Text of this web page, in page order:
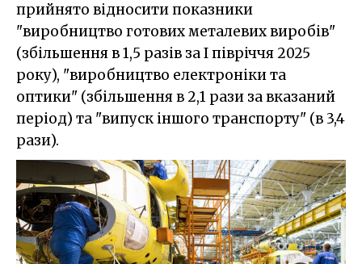
прийнято відносити показники
"виробництво готових металевих виробів"
(збільшення в 1,5 разів за І півріччя 2025
року), "виробництво електроніки та
оптики" (збільшення в 2,1 рази за вказаний
період) та "випуск іншого транспорту" (в 3,4
рази).